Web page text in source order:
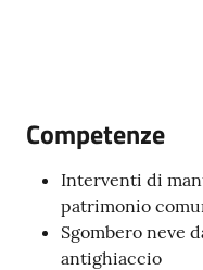
Amministrazione
Trasparente
pretorio
Competenze
Interventi di
patrimonio
Sgombero neve
antighiaccio